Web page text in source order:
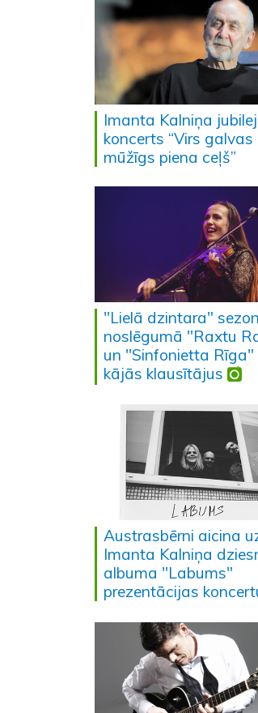
Imanta Kalniņa
koncerts “Virs galvas
mūžīgs piena ceļš”
"Lielā dzintara"
noslēgumā "Raxtu
un "Sinfonietta Rīga"
kājās klausītājus
Austrasbērni aicina
Imanta Kalniņa
albuma "Labums"
prezentācijas